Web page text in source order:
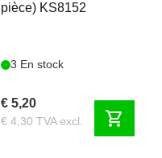
pièce) KS8152
3 En stock
€ 5,20
€ 4,30 TVA excl. shopping_cart